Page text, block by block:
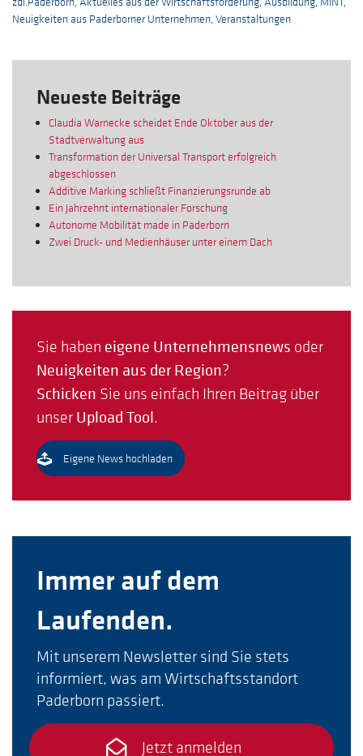
Neuigkeiten aus Paderborner Unternehmen,Veranstaltungen
Neueste Beiträge
Claudia Warnecke scheidet Ende Oktober aus der
Stadtverwaltung aus
Transformation der Universal Transport erfolgreich
abgeschlossen
Additive Marking schließt Finanzierungsrunde ab
Ein Jahrzehnt internationaler Forschung
Autonome Mobilität made in Paderborn
Zwei Druck- und Medienhäuser unter einem Dach
Sie haben eigene Unternehmensnews oder
Neuigkeiten aus der Region?
Schicken Sie uns einfach Ihren Beitrag über
unser Upload Tool.
Eigene News hochladen
Immer auf dem
Laufenden.
Mit unserem Newsletter sind Sie stets
informiert, was am Wirtschaftsstandort
Paderborn passiert.
Jetzt anmelden